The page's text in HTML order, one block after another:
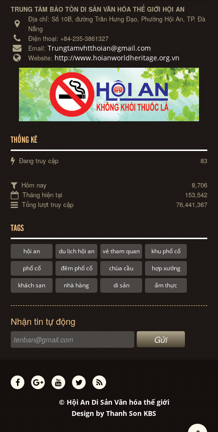
TRUNG TÂM BẢO TỒN DI SẢN VĂN HÓA THẾ GIỚI HỘI AN
Địa chỉ:Số 10B, đường Trần Hưng Đạo, Phường Hội An, TP. Đà
Nẵng
Điện thoại: +84-235-3861327
Email:Trungtamvhtthoian@gmail.com
Website: http://www.hoianworldheritage.org.vn
THỐNG KÊ
Đang truy cập 83
Hôm nay
8,706
Tháng hiện tại
153,542
Tổng lượt truy cập
76,441,367
TAGS
hội an du lịch hội an vé tham quan khu phố cổ
phố cổ đêm phố cổ chùa cầu hợp xướng
khách sạn nhà hàng di sản ẩm thực
Nhận tin tự động
© Hội An Di Sản Văn hóa thế giới
Design by Thanh Son KBS